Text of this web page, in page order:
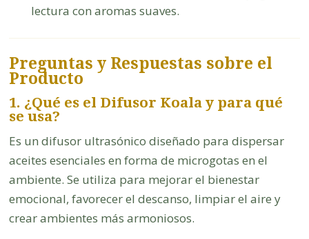
lectura con aromas suaves.
Preguntas y Respuestas sobre el
Producto
1. ¿Qué es el Difusor Koala y para qué
se usa?
Es un difusor ultrasónico diseñado para dispersar
aceites esenciales en forma de microgotas en el
ambiente. Se utiliza para mejorar el bienestar
emocional, favorecer el descanso, limpiar el aire y
crear ambientes más armoniosos.